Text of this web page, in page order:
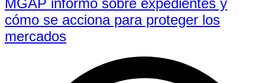
MGAP informó sobre expedientes y
cómo se acciona para proteger los
mercados